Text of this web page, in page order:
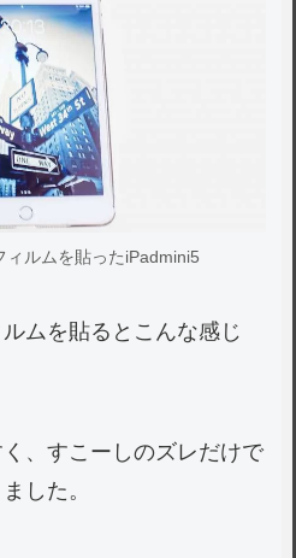
ルムを貼ったiPadmini5
ムを貼るとこんな感じ
、すこーしのズレだけで
した。